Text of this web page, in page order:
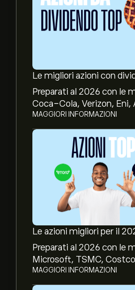
Le migliori azioni con
Preparati al 2026 con le
Coca-Cola, Verizon, Eni,
MAGGIORI INFORMAZIONI
Le azioni migliori per il
Preparati al 2026 con le
Microsoft, TSMC, Costco
MAGGIORI INFORMAZIONI